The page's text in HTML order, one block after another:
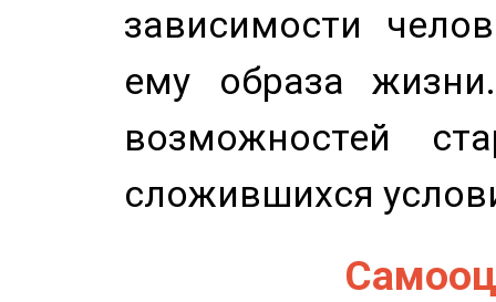
зависимости
ему образа
возможностей
сложившихся